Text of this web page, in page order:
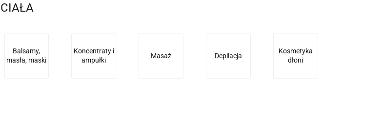
Balsamy,
masła, maski
Koncentraty i
ampułki
Masaż Depilacja
Kosmetyka
dłoni